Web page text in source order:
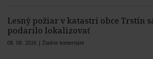
Lesný požiar v katastri obce Trstín
podarilo lokalizovať
08. 08. 2026 | Žiadne komentáre